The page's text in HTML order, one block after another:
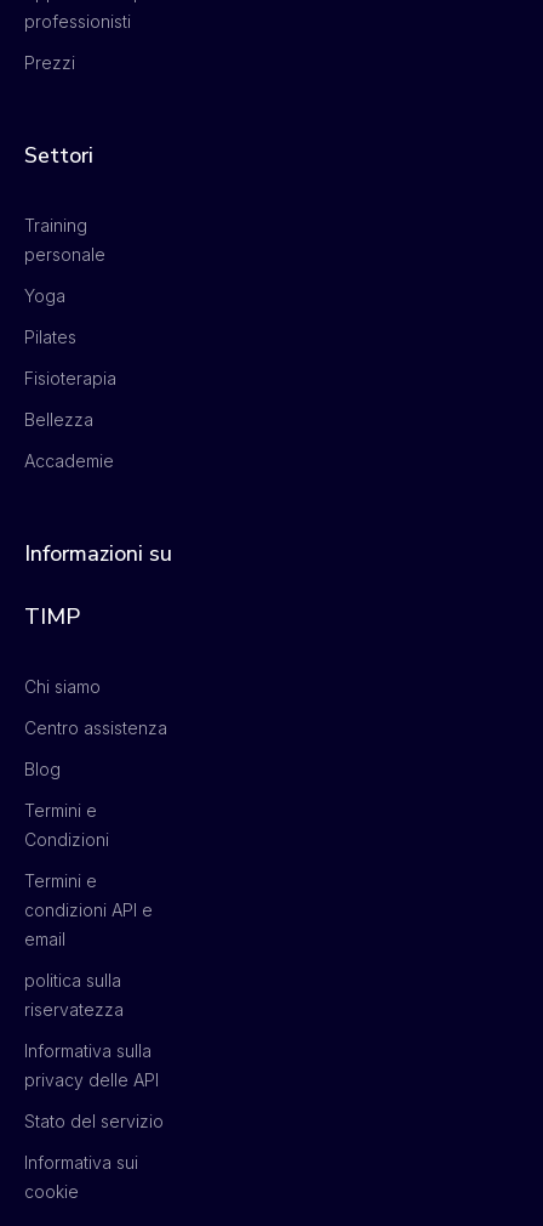
professionisti
Prezzi
Settori
Training
personale
Yoga
Pilates
Fisioterapia
Bellezza
Accademie
Informazioni su
TIMP
Chi siamo
Centro assistenza
Blog
Termini e
Condizioni
Termini e
condizioni API e
email
politica sulla
riservatezza
Informativa sulla
privacy delle API
Stato del servizio
Informativa sui
cookie